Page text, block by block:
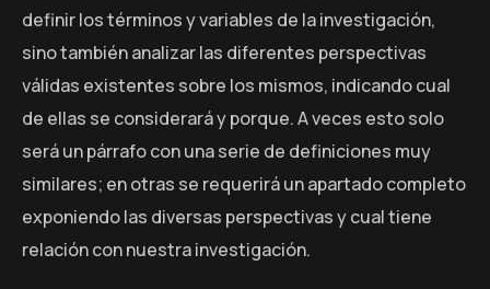
definir los términos y variables de la investigación,
sino también analizar las diferentes perspectivas
válidas existentes sobre los mismos, indicando cual
de ellas se considerará y porque. A veces esto solo
será un párrafo con una serie de definiciones muy
similares; en otras se requerirá un apartado completo
exponiendo las diversas perspectivas y cual tiene
relación con nuestra investigación.